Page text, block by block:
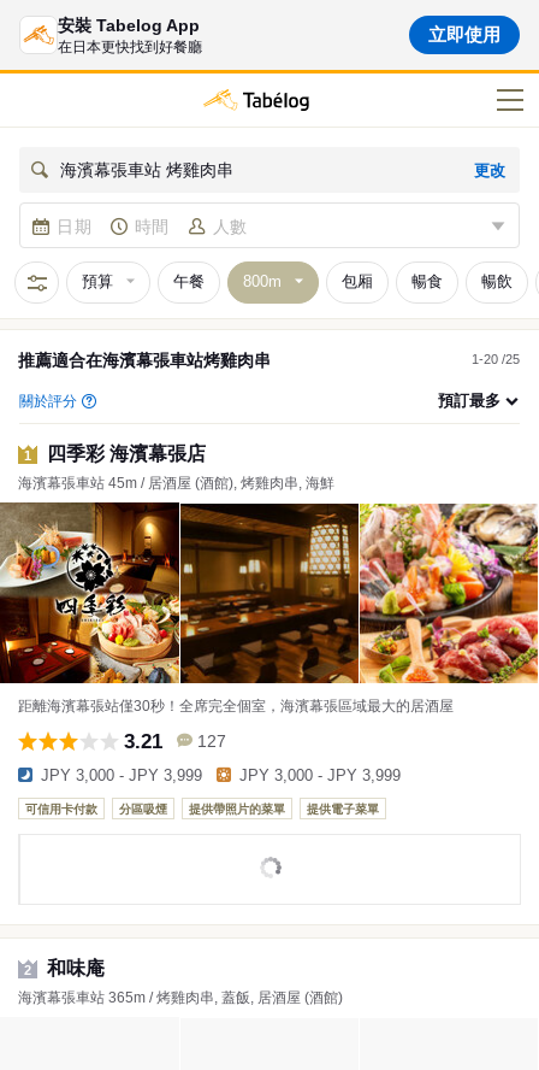
安裝 Tabelog App
在日本更快找到好餐廳
立即使用
海濱幕張車站 烤雞肉串 更改
日期 時間 人數
預算 午餐 包厢 暢食 暢飲
推薦適合在海濱幕張車站烤雞肉串 1-20 /25
關於評分 預訂最多
1 四季彩 海濱幕張店
海濱幕張車站 45m / 居酒屋 (酒館), 烤雞肉串, 海鮮
距離海濱幕張站僅30秒！全席完全個室，海濱幕張區域最大的居酒屋
3.21 127
JPY 3,000 - JPY 3,999 JPY 3,000 - JPY 3,999
可信用卡付款 分區吸煙 提供帶照片的菜單 提供電子菜單
2 和味庵
海濱幕張車站 365m / 烤雞肉串, 蓋飯, 居酒屋 (酒館)